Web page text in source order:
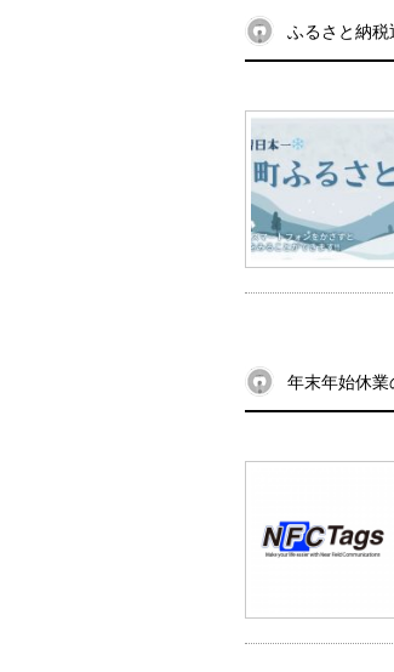
ふるさと納
年末年始休業